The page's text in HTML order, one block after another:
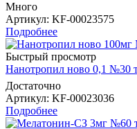
Много
Артикул: KF-00023575
Подробнее
Быстрый просмотр
Нанотропил ново 0,1
Достаточно
Артикул: KF-00023036
Подробнее